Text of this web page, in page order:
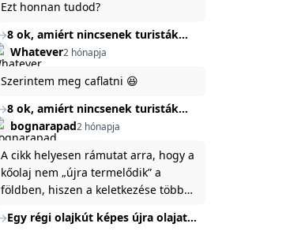
tartalomkészítési szempontból! :)
Ezt honnan tudod?
8 ok, amiért nincsenek turisták
Törökország Fekete-tenger felőli
partján
Whatever2 hónapja
Szerintem meg caflatni 😆
8 ok, amiért nincsenek turisták
Törökország Fekete-tenger felőli
partján
bognarapad2 hónapja
A cikk helyesen rámutat arra, hogy a
kőolaj nem „újra termelődik” a
földben, hiszen a keletkezése több
Energiaügyi Minisztériuma szerint a
Egy régi olajkút képes újra olajat